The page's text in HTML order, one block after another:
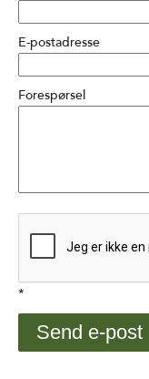
E-postadresse
Forespørsel
*